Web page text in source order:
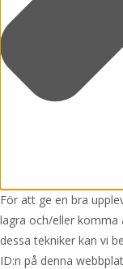
För att ge en bra
lagra och/eller komma
dessa tekniker kan vi
ID:n på denna